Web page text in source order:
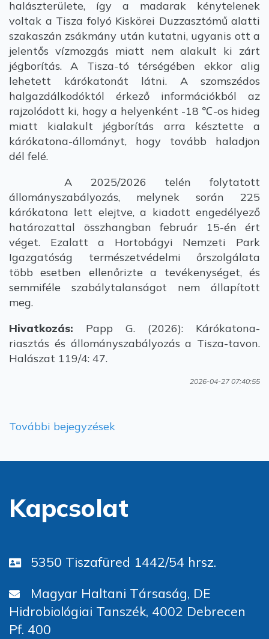
halászterülete, így a madarak kénytelenek
voltak a Tisza folyó Kiskörei Duzzasztómű alatti
szakaszán zsákmány után kutatni, ugyanis ott a
jelentős vízmozgás miatt nem alakult ki zárt
jégborítás. A Tisza-tó térségében ekkor alig
lehetett kárókatonát látni. A szomszédos
halgazdálkodóktól érkező információkból az
rajzolódott ki, hogy a helyenként -18 ℃-os hideg
miatt kialakult jégborítás arra késztette a
kárókatona-állományt, hogy tovább haladjon
dél felé.
A 2025/2026 telén folytatott
állományszabályozás, melynek során 225
kárókatona lett elejtve, a kiadott engedélyező
határozattal összhangban február 15-én ért
véget. Ezalatt a Hortobágyi Nemzeti Park
Igazgatóság természetvédelmi őrszolgálata
több esetben ellenőrizte a tevékenységet, és
semmiféle szabálytalanságot nem állapított
meg.
Hivatkozás: Papp G. (2026): Kárókatona-
riasztás és állományszabályozás a Tisza-tavon.
Halászat 119/4: 47.
2026-04-27 07:40:55
További bejegyzések
Kapcsolat
5350 Tiszafüred 1442/54 hrsz.
Magyar Haltani Társaság, DE
Hidrobiológiai Tanszék, 4002 Debrecen
Pf. 400